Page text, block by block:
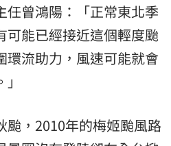
任曾鴻陽：「正常東北季
可能已經接近這個輕度颱
環流助力，風速可能就會
颱，2010年的梅姬颱風路